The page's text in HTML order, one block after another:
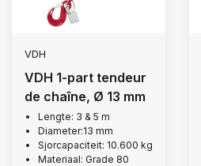
VDH
VDH 1-part tendeur
de chaîne, Ø 13 mm
Lengte: 3 & 5 m
Diameter:13 mm
Sjorcapaciteit: 10.600 kg
Materiaal: Grade 80